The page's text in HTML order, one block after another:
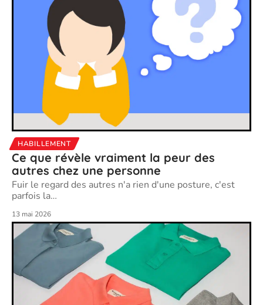
HABILLEMENT
Ce que révèle vraiment la peur des
autres chez une personne
Fuir le regard des autres n'a rien d'une posture, c'est
parfois la…
13 mai 2026